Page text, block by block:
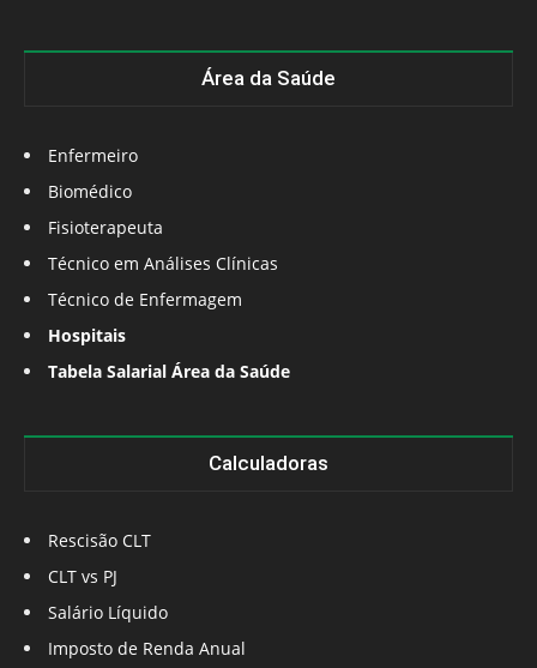
Área da Saúde
Enfermeiro
Biomédico
Fisioterapeuta
Técnico em Análises Clínicas
Técnico de Enfermagem
Hospitais
Tabela Salarial Área da Saúde
Calculadoras
Rescisão CLT
CLT vs PJ
Salário Líquido
Imposto de Renda Anual